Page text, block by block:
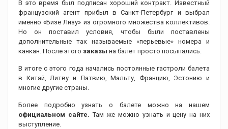
В это время был подписан хороший контракт. Известный
французский агент прибыл в Санкт-Петербург и выбрал
именно «Бизе Лизу» из огромного множества коллективов.
Но он поставил условия, чтобы были поставлены
дополнительные так называемые «перьевые» номера и
канкан. После этого заказы на балет просто посыпались.
В итоге с этого года начались постоянные гастроли балета
в Китай, Литву и Латвию, Мальту, Францию, Эстонию и
многие другие страны.
Более подробно узнать о балете можно на нашем
официальном сайте. Там же можно узнать и цену на них
выступление.